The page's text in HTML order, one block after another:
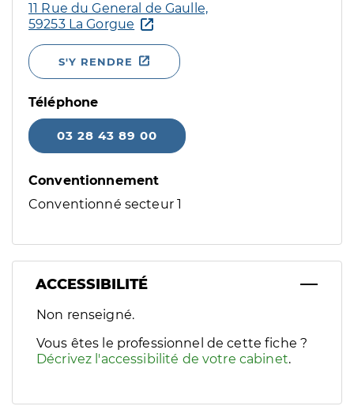
11 Rue du General de Gaulle,
59253 La Gorgue
S'Y RENDRE
Téléphone
03 28 43 89 00
Conventionnement
Conventionné secteur 1
ACCESSIBILITÉ
Filtres
Sélectionnez un ou plusieurs handicaps/besoins
Non renseigné.
Vous êtes le professionnel de cette fiche ?
Décrivez l'accessibilité de votre cabinet.